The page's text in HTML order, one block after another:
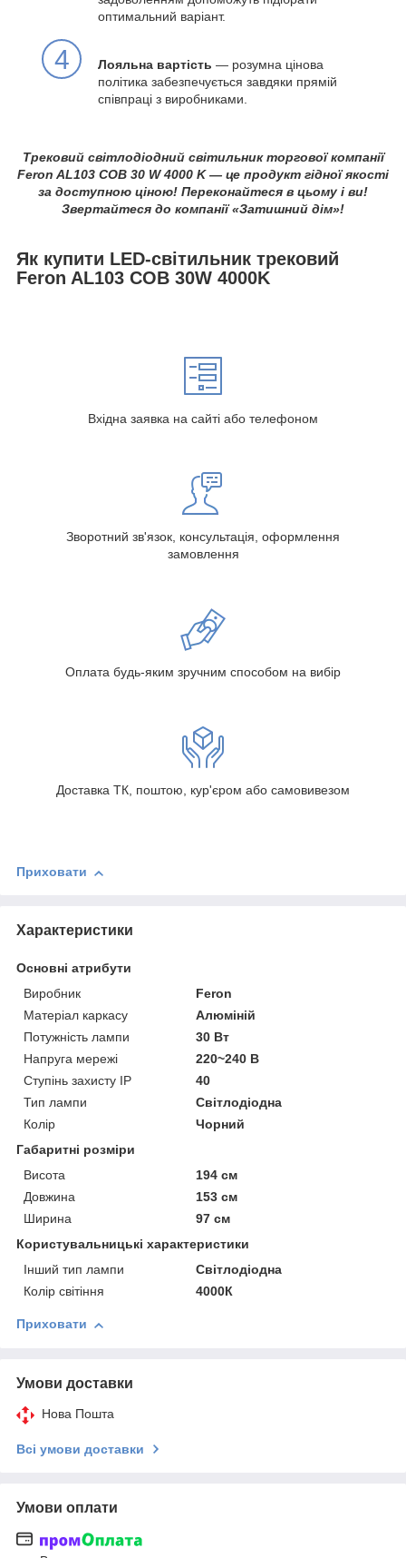
оптимальний варіант.
4 Лояльна вартість — розумна цінова
політика забезпечується завдяки прямій
співпраці з виробниками.
Трековий світлодіодний світильник торгової компанії
Feron AL103 COB 30 W 4000 K — це продукт гідної якості
за доступною ціною! Переконайтеся в цьому і ви!
Звертайтеся до компанії «Затишний дім»!
Як купити LED-світильник трековий
Feron AL103 COB 30W 4000K
Вхідна заявка на сайті або телефоном
Зворотний зв'язок, консультація, оформлення
замовлення
Оплата будь-яким зручним способом на вибір
Доставка ТК, поштою, кур'єром або самовивезом
Приховати
Характеристики
Основні атрибути
Виробник
Feron
Матеріал каркасу
Алюміній
Потужність лампи
30 Вт
Напруга мережі
220~240 В
Ступінь захисту IP
40
Тип лампи
Світлодіодна
Колір
Чорний
Габаритні розміри
Висота
194 см
Довжина
153 см
Ширина
97 см
Користувальницькі характеристики
Інший тип лампи
Світлодіодна
Колір світіння
4000К
Приховати
Умови доставки
Нова Пошта
Всі умови доставки
Умови оплати